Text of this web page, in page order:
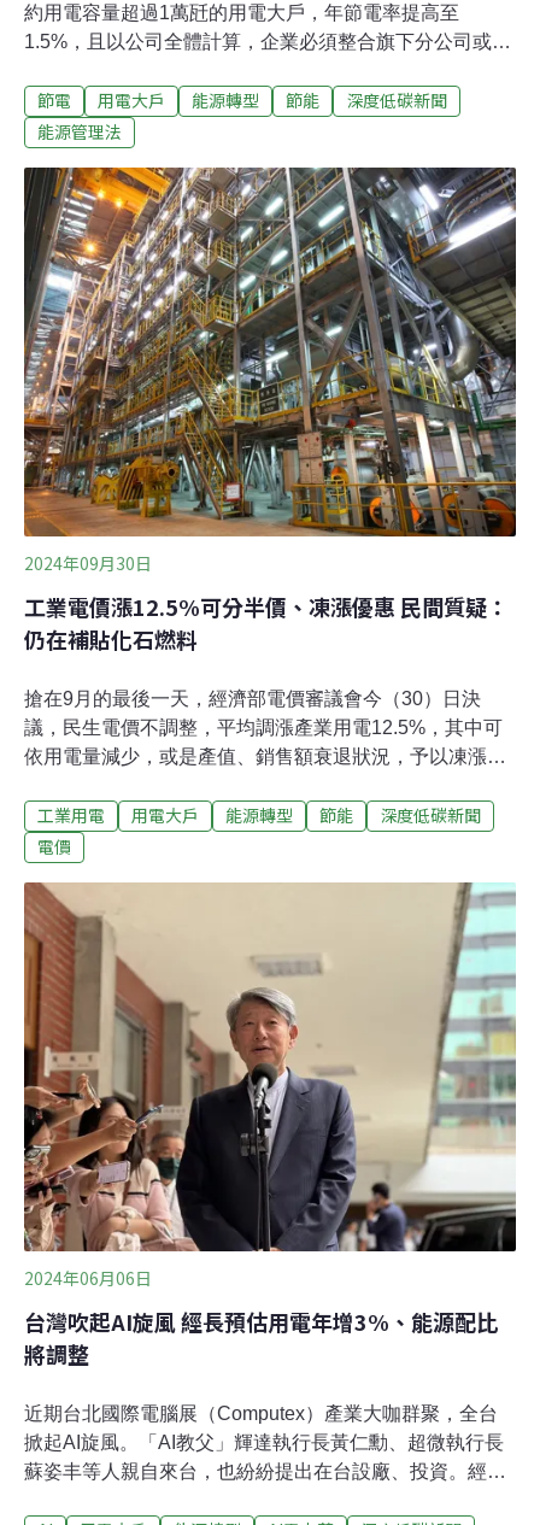
約用電容量超過1萬瓩的用電大戶，年節電率提高至
1.5%，且以公司全體計算，企業必須整合旗下分公司或不
電率早已超過1.5%，呼籲再提高目標，並公布未達標業
者。要求「全公司」節電目標1.5% 估計影響4900用電大
政見，規劃加嚴節電目標。經濟部14日預告「中華民國一
百十四年至一百十七年能源用戶訂定節約能源目標及執行
計畫規定」草案，根據經濟部說明，新草案節電目標將依
「全公司」的契約用電容量級距，設定不同節電率目標。
現行平均年節電率目標為1%，草案要求國營企業契約用電
容量超過1萬瓩的企業，提高至1.5%；801～1萬瓩以下的
企業節電目標維持不變。此外，為了讓國營事業負起社會
責任、帶頭示範節電，草案也規定國營事業年度節電率目
標一律提高為1.5%。經濟
節電 用電大戶 能源轉型 節能
深度低碳新聞
能源管理法
2024年09月30日
工業電價漲12.5%可分半價、凍漲優惠 民間質疑：
仍在補貼化石燃料
搶在9月的最後一天，經濟部電價審議會今（30）日決
議，民生電價不調整，平均調漲產業用電12.5%，其中可
依用電量減少，或是產值、銷售額衰退狀況，予以凍漲或
調漲產業用電應該一次到位，給予各種優惠條件只是變相
補貼化石燃料，無助台灣邁向淨零。民生電價凍漲 產業電
會。經濟部次長連錦漳表示，本次民生電價不調整，住
宅、小商店，等各級距不調整，維持平均每度2.77元。約
95%用戶（1452萬戶）不受影響。相較於凍漲的民生電
價，產業電價則平均調漲12.5%，調整後為均價為每度
4.29元。連錦漳說明，委員會決議，產業電價不只考慮用
電量，納入產值銷售額等因素，調整後電價將從10月16日
開始實施。連錦漳解釋，若產業的用電量、產值都有所成
長，將採最高調漲14%；若產業用電衰退未達5%或是產值
銷售額衰退未達1
工業用電 用電大戶 能源轉型 節能
深度低碳新聞
電價
2024年06月06日
台灣吹起AI旋風 經長預估用電年增3%、能源配比
將調整
近期台北國際電腦展（Computex）產業大咖群聚，全台
掀起AI旋風。「AI教父」輝達執行長黃仁勳、超微執行長
蘇姿丰等人親自來台，也紛紛提出在台設廠、投資。經濟